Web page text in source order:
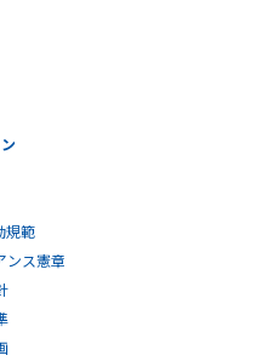
規範
ンス憲章